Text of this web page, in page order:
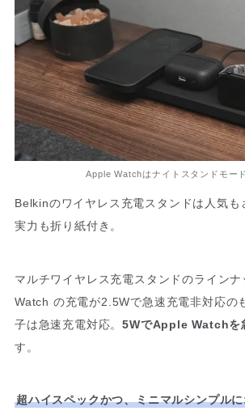
Apple Watchはナイトスタンドモー
Belkinのワイヤレス充電スタンドは人気も
実力も折り紙付き。
マルチワイヤレス充電スタンドのライン
Watch の充電が2.5Wで急速充電非対応の
子は急速充電対応。5WでApple Watchを
す。
超ハイスペックかつ、ミニマルシンプル